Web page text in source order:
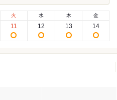
火
11
水
12
木
13
金
14